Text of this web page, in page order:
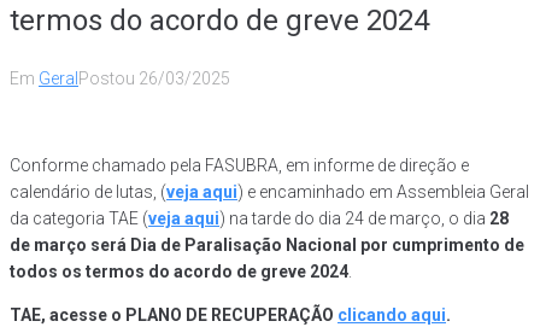
termos do acordo de greve 2024
Em Geral Postou 26/03/2025
Conforme chamado pela FASUBRA, em informe de direção e
calendário de lutas, (veja aqui) e encaminhado em Assembleia Geral
da categoria TAE (veja aqui) na tarde do dia 24 de março, o dia 28
de março será Dia de Paralisação Nacional por cumprimento de
todos os termos do acordo de greve 2024.
TAE, acesse o PLANO DE RECUPERAÇÃO clicando aqui.